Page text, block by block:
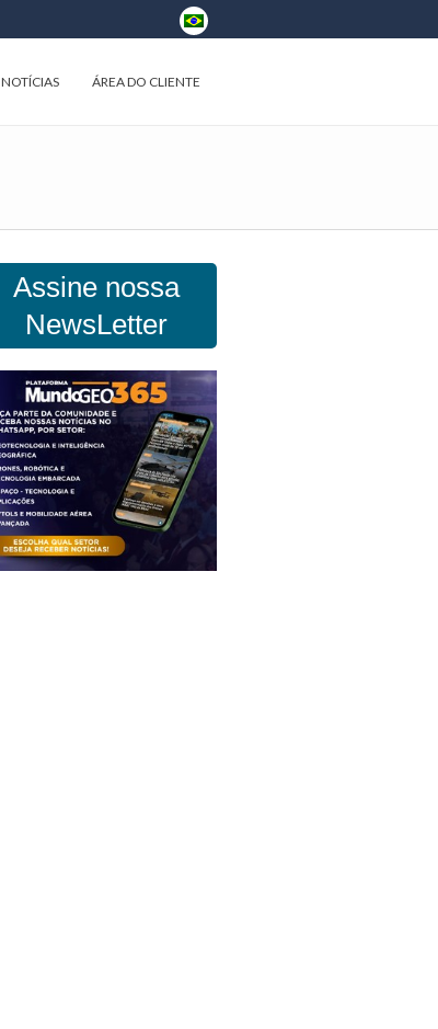
NOTÍCIAS ÁREA DO CLIENTE
Assine nossa
NewsLetter